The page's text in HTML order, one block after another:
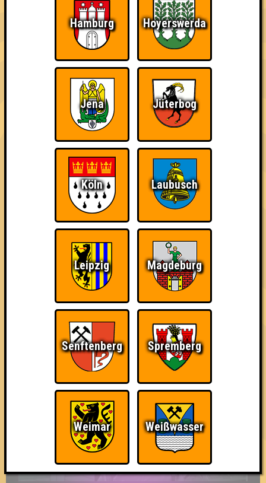
Wiederzehn macht
Quizveteran
Wir sind immer bei
Nerven aus Stahl
The Amount of
Teilnahmen is too
damn high
Ich war da, vor 3000
Jahren
Da-Da Da! Da-Da Da! Teil der Oberschicht Knapp daneben!
So kurz vorm Sieg! The Last of Us Wir sind ERSTER?!
Hamburg Hoyerswerda
Jena Jüterbog
Köln Laubusch
Leipzig Magdeburg
Senftenberg Spremberg
Weimar Weißwasser